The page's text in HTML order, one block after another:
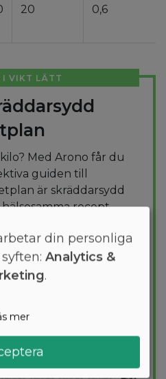
20 0,6
I VIKT LÄTT
Med Arono får du
guiden till
är skräddarsydd
recept
varje dag.
GRATIS
din personliga
Analytics &
.
mer